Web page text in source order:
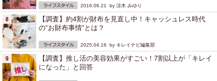
2016.06.21 by 涼木 みゆり
【調査】約4割が財布を見直し中！キャッシュレス時代
の“お財布事情”とは？
2025.04.16 by キレイナビ編集部
【調査】推し活の美容効果がすごい！7割以上が「キレイ
になった」と回答